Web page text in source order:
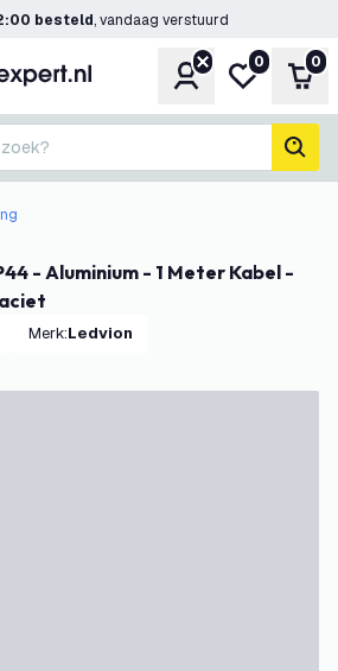
besteld, vandaag verstuurd
Account
Mijn
0 0
Merk: Ledvion